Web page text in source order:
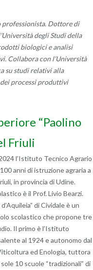
Dottore di
degli Studi della
biologici e analisi
Collabora con l’Università
su studi relativi alla
processi produttivi
“Paolino
Friuli
l’Istituto Tecnico Agrario
anni di istruzione agraria a
in provincia di Udine.
è il Prof. Livio Bearzi.
d’Aquileia” di Cividale è un
scolastico che propone tre
Il primo è l’Istituto
al 1924 e autonomo dal
ed Enologia, tuttora
10 scuole “tradizionali” di